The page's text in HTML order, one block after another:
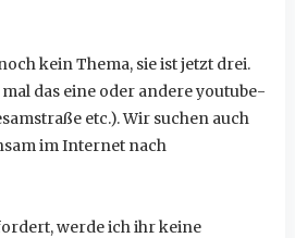
kein Thema, sie ist jetzt drei.
das eine oder andere youtube-
etc.). Wir suchen auch
im Internet nach
werde ich ihr keine